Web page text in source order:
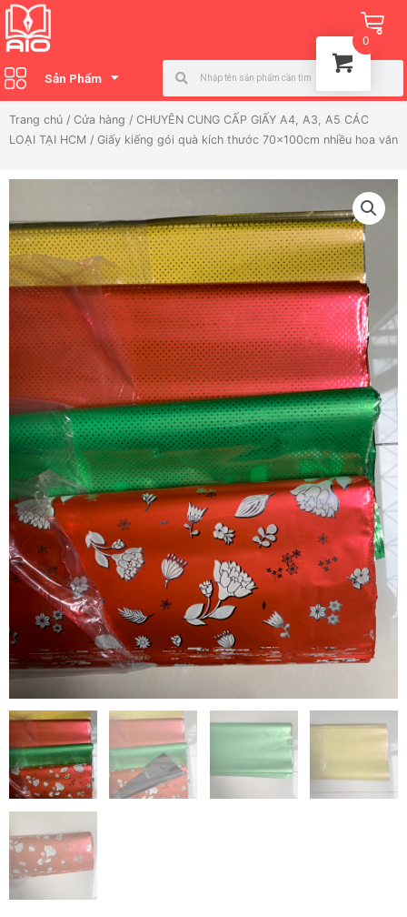
Nhảy
tới
nội
dung
Sản Phẩm
Search
Trang chủ / Cửa hàng / CHUYÊN CUNG CẤP GIẤY A4, A3, A5 CÁC
LOẠI TẠI HCM / Giấy kiếng gói quà kích thước 70x100cm nhiều hoa văn
0